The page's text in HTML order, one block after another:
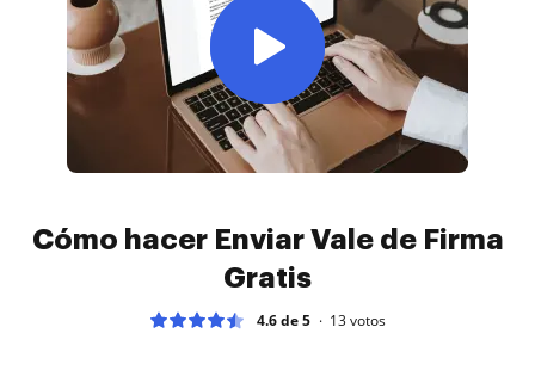
Cómo hacer Enviar Vale de Firma
Gratis
4.6 de 5 13votos